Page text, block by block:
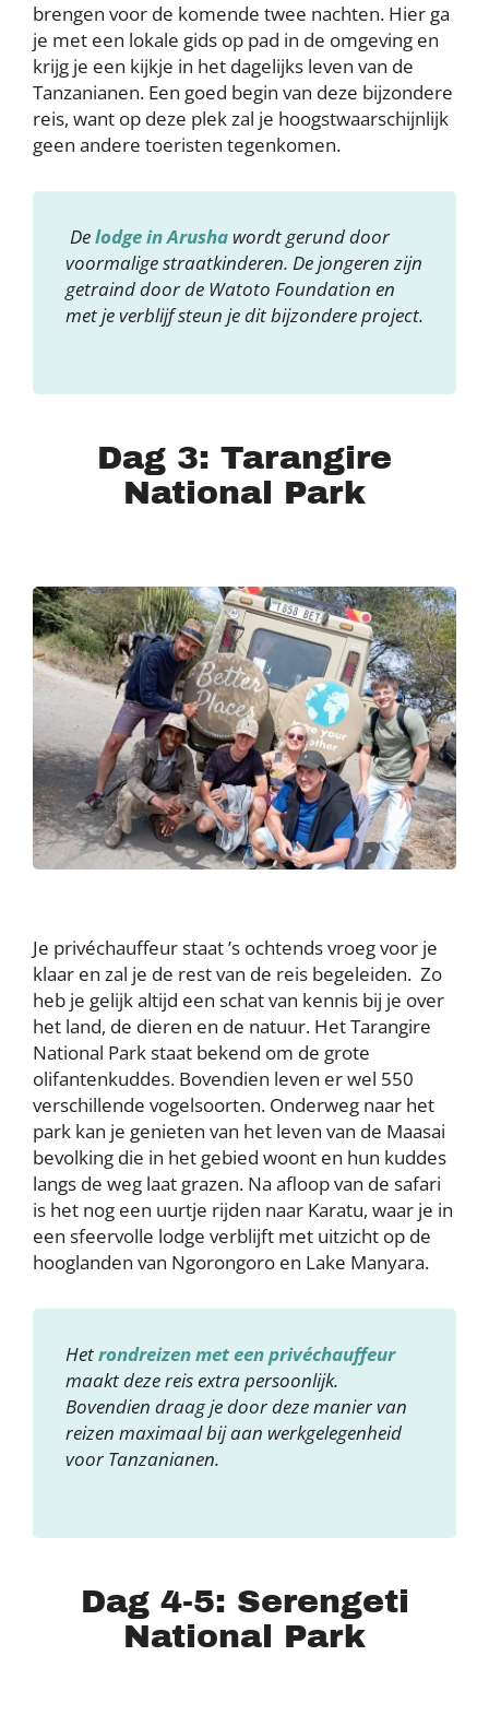
brengen voor de komende twee nachten. Hier ga
je met een lokale gids op pad in de omgeving en
krijg je een kijkje in het dagelijks leven van de
Tanzanianen. Een goed begin van deze bijzondere
reis, want op deze plek zal je hoogstwaarschijnlijk
geen andere toeristen tegenkomen.
Delodge in Arusha wordt gerund door
voormalige straatkinderen. De jongeren zijn
getraind door de Watoto Foundation en
met je verblijf steun je dit bijzondere project.
Dag 3: Tarangire
National Park
Je privéchauffeur staat ’s ochtends vroeg voor je
klaar en zal je de rest van de reis begeleiden. Zo
heb je gelijk altijd een schat van kennis bij je over
het land, de dieren en de natuur. Het Tarangire
National Park staat bekend om de grote
olifantenkuddes. Bovendien leven er wel 550
verschillende vogelsoorten. Onderweg naar het
park kan je genieten van het leven van de Maasai
bevolking die in het gebied woont en hun kuddes
langs de weg laat grazen. Na afloop van de safari
is het nog een uurtje rijden naar Karatu, waar je in
een sfeervolle lodge verblijft met uitzicht op de
hooglanden van Ngorongoro en Lake Manyara.
Hetrondreizen met een privéchauffeur
maakt deze reis extra persoonlijk.
Bovendien draag je door deze manier van
reizen maximaal bij aan werkgelegenheid
voor Tanzanianen.
Dag 4-5: Serengeti
National Park